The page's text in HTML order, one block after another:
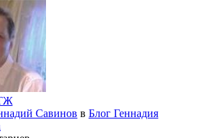
Савинов в Блог Геннадия